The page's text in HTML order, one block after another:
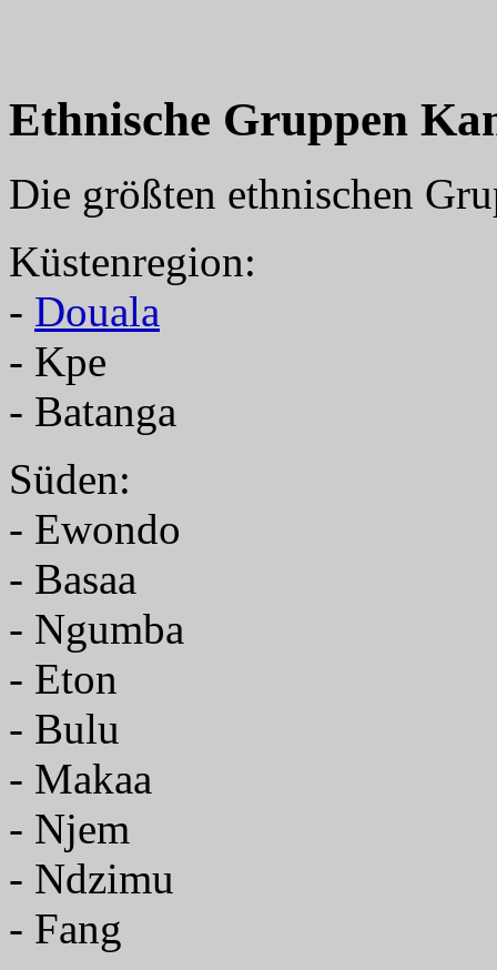
Ethnische Gruppen
Die größten ethnischen
Küstenregion:
- Douala
- Kpe
- Batanga
Süden:
- Ewondo
- Basaa
- Ngumba
- Eton
- Bulu
- Makaa
- Njem
- Ndzimu
- Fang